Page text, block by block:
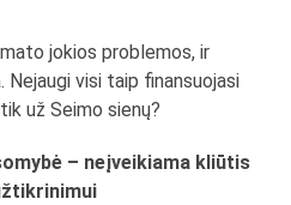
jokios problemos, ir
Nejaugi visi taip finansuojasi
už Seimo sienų?
– neįveikiama kliūtis